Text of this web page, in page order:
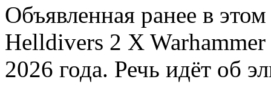
Объявленная ранее в
Helldivers 2 X Warhammer
2026 года. Речь идёт об